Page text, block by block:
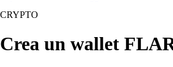
CRYPTO
Crea un wallet